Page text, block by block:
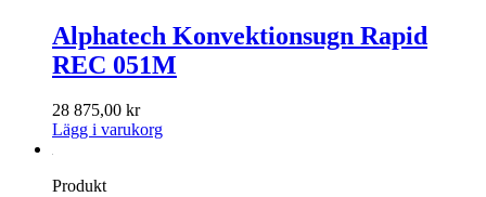
Alphatech Konvektionsugn Rapid
REC 051M
28 875,00 kr
Lägg i varukorg
Produkt